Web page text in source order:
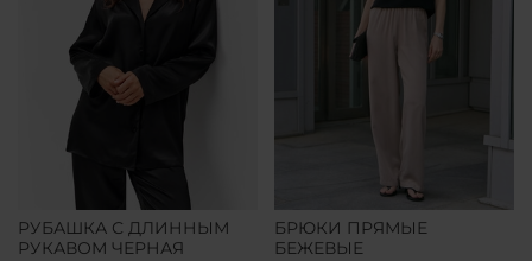
РУБАШКА С ДЛИННЫМ
РУКАВОМ ЧЕРНАЯ
БРЮКИ ПРЯМЫЕ
БЕЖЕВЫЕ